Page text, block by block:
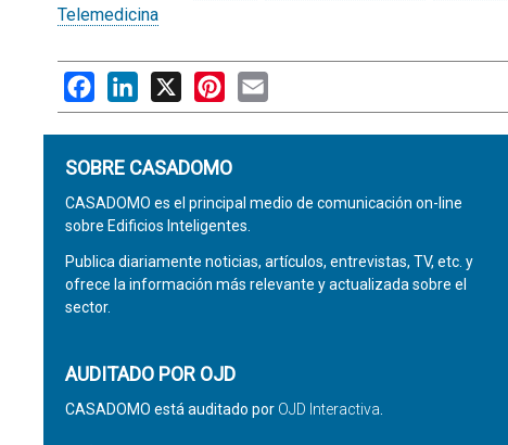
Telemedicina
FacebookLinkedIn
X PinterestEmail
SOBRE CASADOMO
CASADOMO es el principal medio de comunicación on-line
sobre Edificios Inteligentes.
Publica diariamente noticias, artículos, entrevistas, TV, etc. y
ofrece la información más relevante y actualizada sobre el
sector.
AUDITADO POR OJD
CASADOMO está auditado por OJD Interactiva